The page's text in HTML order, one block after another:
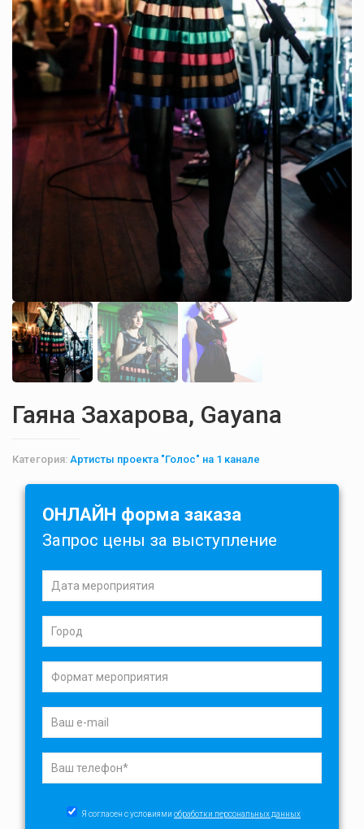
Гаяна Захарова, Gayana
Категория: Артисты проекта "Голос" на 1 канале
ОНЛАЙН форма заказа
Запрос цены за выступление
Я согласен с условиями обработки персональных данных